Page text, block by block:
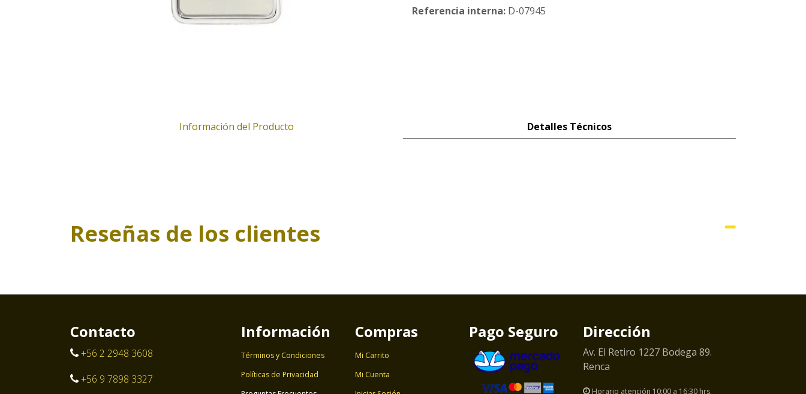
Referencia interna: D-07945
Información del Producto Detalles Técnicos
Reseñas de los clientes
Contacto
+56 2 2948 3608
+56 9 7898 3327
Información
Términos y Condiciones
Políticas de Privacidad
Compras
Mi Carrito
Mi Cuenta
Pago Seguro Dirección
Av. El Retiro 1227 Bodega 89.
Renca
Horario atención 10:00 a 16:30 hrs.